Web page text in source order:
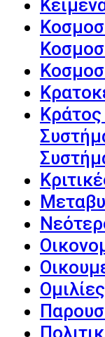
Κράτος
Ομιλίες